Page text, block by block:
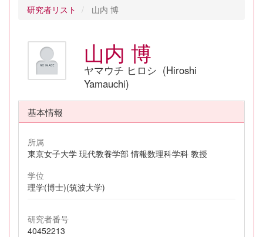
研究者リスト 山内 博
山内 博
ヤマウチ ヒロシ (Hiroshi
Yamauchi)
基本情報
所属
東京女子大学 現代教養学部 情報数理科学科 教授
学位
理学(博士)(筑波大学)
研究者番号
40452213